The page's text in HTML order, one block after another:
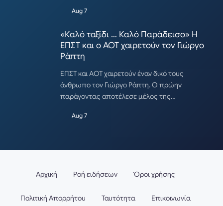
Aug 7
«Καλό ταξίδι … Καλό Παράδεισο» Η
ΕΠΣΤ και ο ΑΟΤ χαιρετούν τον Γιώργο
Ράπτη
ΕΠΣΤ και ΑΟΤ χαιρετούν έναν δικό τους
άνθρωπο τον Γιώργο Ράπτη. Ο πρώην
παράγοντας αποτέλεσε μέλος της…
Aug 7
Αρχική Ροή ειδήσεων Όροι χρήσης
Πολιτική Απορρήτου Ταυτότητα Επικοινωνία